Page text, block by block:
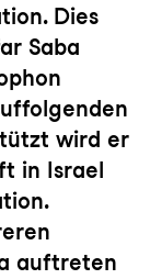
Dies
Saba
wird er
in Israel
auftreten